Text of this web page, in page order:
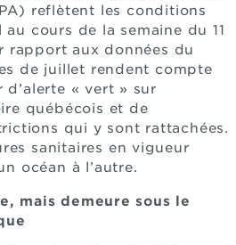
reflètent les conditions
cours de la semaine du 11
rapport aux données du
de juillet rendent compte
d’alerte « vert » sur
québécois et de
qui y sont rattachées.
sanitaires en vigueur
océan à l’autre.
mais demeure sous le